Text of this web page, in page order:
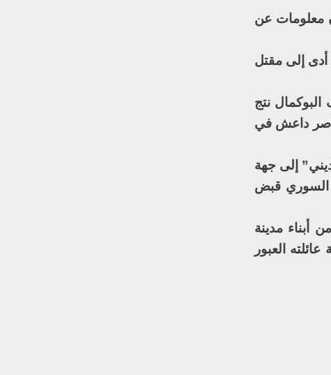
معلومات عن
الفوج 137 وقرية البغيلية ما أدى إلى مقتل
نتج
داعش في
إلى جهة
السوري قبض
مدينة
العبور